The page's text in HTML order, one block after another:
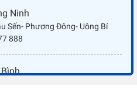
Ninh
Sến- Phương Đông- Uông Bí
888